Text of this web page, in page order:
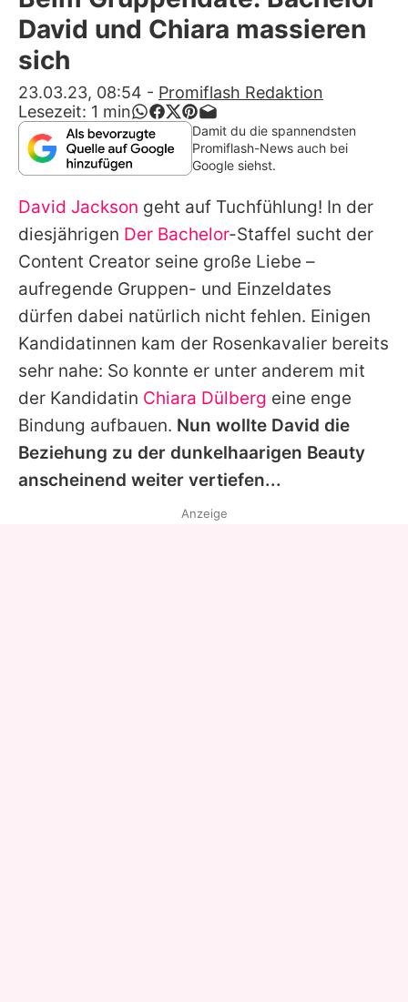
Alle Themen auf Promiflash
App runterladen
Team
Redaktionelle Richtlinien
Impressum
Datenschutzerklärung
Nutzungsbedingungen
Utiq verwalten
David und Chiara massieren
sich
23.03.23, 08:54 - Promiflash Redaktion
Lesezeit: 1 min
Damit du die spannendsten
Promiflash-News auch bei
Google siehst.
David Jackson geht auf Tuchfühlung! In der
diesjährigen Der Bachelor-Staffel sucht der
Content Creator seine große Liebe –
aufregende Gruppen- und Einzeldates
dürfen dabei natürlich nicht fehlen. Einigen
Kandidatinnen kam der Rosenkavalier bereits
sehr nahe: So konnte er unter anderem mit
der Kandidatin Chiara Dülberg eine enge
Bindung aufbauen. Nun wollte David die
Beziehung zu der dunkelhaarigen Beauty
anscheinend weiter vertiefen...
Anzeige